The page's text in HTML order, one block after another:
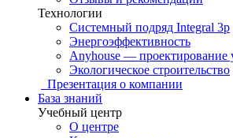
Технологии
Системный подряд Integral 3p
Энергоэффективность
Anyhouse — проектирование
Экологическое строительство
Презентация о компании
База знаний
Учебный центр
О центре